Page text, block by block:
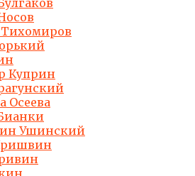
Куприн
Осеева
Ушинский